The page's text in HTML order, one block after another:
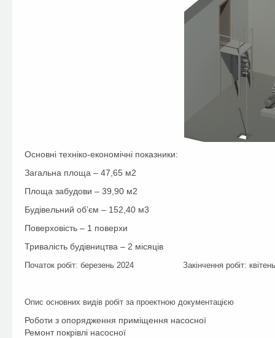
Основні техніко-економічні показники:
Загальна площа – 47,65 м2
Площа забудови – 39,90 м2
Будівельний об’єм – 152,40 м3
Поверховість – 1 поверхи
Тривалість будівництва – 2 місяців
Початок робіт: березень 2024 Закінчення робіт: квітень
Опис основних видів робіт за проектною документацією
Роботи з опорядження приміщення насосної
Ремонт покрівлі насосної